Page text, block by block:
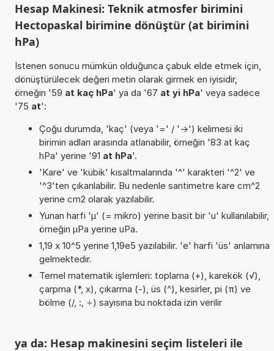
Hesap Makinesi: Teknik atmosfer birimini
Hectopaskal birimine dönüştür (at birimini
hPa)
İstenen sonucu mümkün olduğunca çabuk elde etmek için,
dönüştürülecek değeri metin olarak girmek en iyisidir,
örneğin '59 at kaç hPa' ya da '67 at yi hPa' veya sadece
'75 at':
Çoğu durumda, 'kaç' (veya '=' / '->') kelimesi iki
birimin adları arasında atlanabilir, örneğin '83 at kaç
hPa' yerine '91 at hPa'.
'Kare' ve 'kübik' kısaltmalarında '^' karakteri '^2' ve
'^3'ten çıkarılabilir. Bu nedenle santimetre kare cm^2
yerine cm2 olarak yazılabilir.
Yunan harfi 'µ' (= mikro) yerine basit bir 'u' kullanılabilir,
örneğin µPa yerine uPa.
1,19 x 10^5 yerine 1,19e5 yazılabilir. 'e' harfi 'üs' anlamına
gelmektedir.
Temel matematik işlemleri: toplama (+), karekök (√),
çarpma (*, x), çıkarma (-), üs (^), kesirler, pi (π) ve
bölme (/, :, ÷) sayısına bu noktada izin verilir
ya da: Hesap makinesini seçim listeleri ile